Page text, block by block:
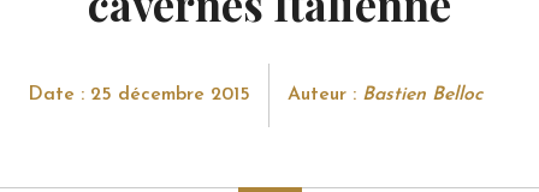
Date : 25 décembre 2015 Auteur : Bastien Belloc